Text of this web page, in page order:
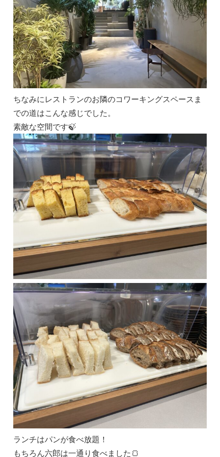
ちなみにレストランのお隣のコワーキングスペースま
での道はこんな感じでした。
素敵な空間です🍃
ランチはパンが食べ放題！
もちろん六郎は一通り食べました🍞